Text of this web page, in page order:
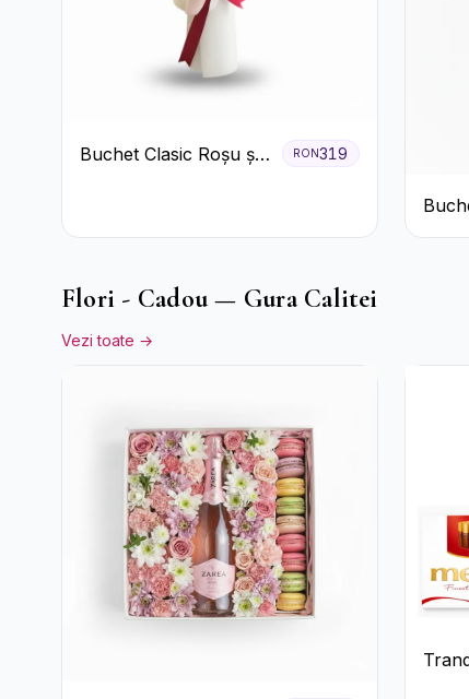
Buchet Clasic Roșu și
RON319
Flori - Cadou — Gura Calitei
Vezi toate →